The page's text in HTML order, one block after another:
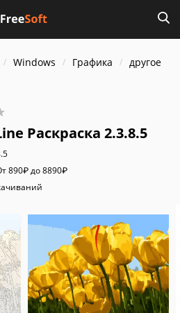
Windows Графика
другое
Раскраска 2.3.8.5
890₽ до 8890₽